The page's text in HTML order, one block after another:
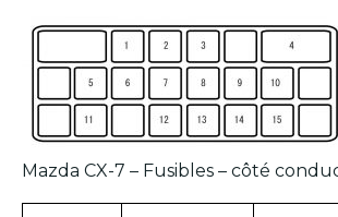
Mazda CX-7 – Fusibles – côté